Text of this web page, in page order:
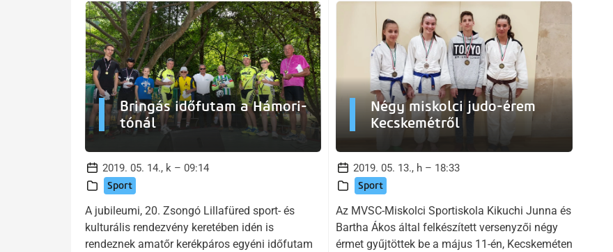
Bringás időfutam a Hámori-
tónál
2019. 05. 14., k – 09:14
Sport
A jubileumi, 20. Zsongó Lillafüred sport- és
kulturális rendezvény keretében idén is
rendeznek amatőr kerékpáros egyéni időfutam
Négy miskolci judo-érem
Kecskemétről
2019. 05. 13., h – 18:33
Sport
Az MVSC-Miskolci Sportiskola Kikuchi Junna és
Bartha Ákos által felkészített versenyzői négy
érmet gyűjtöttek be a május 11-én, Kecskeméten